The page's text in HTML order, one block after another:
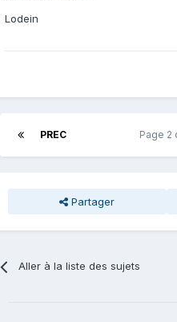
Lodein
PREC Page 2
Partager
Aller à la liste des sujets